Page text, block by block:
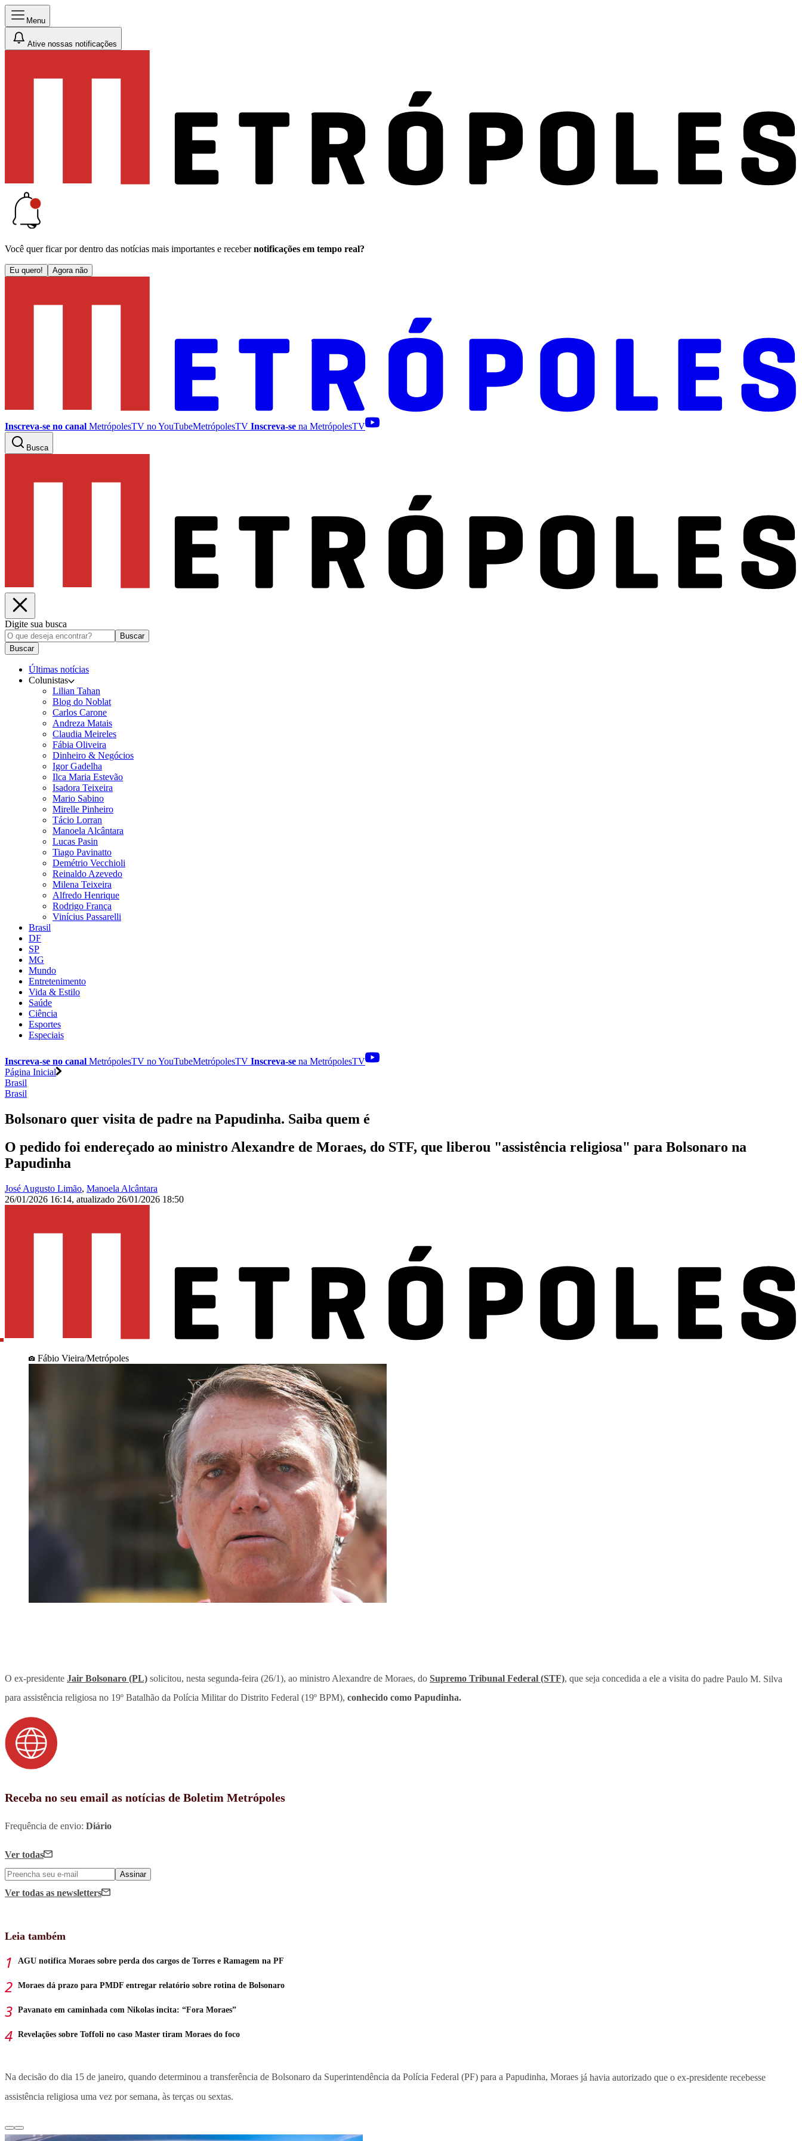
Menu
Ative nossas notificações
Você quer ficar por dentro das notícias mais importantes e receber notificações em tempo real?
Eu quero! Agora não
Inscreva-se no canal MetrópolesTV noYouTubeMetrópolesTV Inscreva-se na MetrópolesTV
Busca
Digite sua busca
Buscar
Buscar
Últimas notícias
Colunistas
Lilian Tahan
Blog do Noblat
Carlos Carone
Andreza Matais
Claudia Meireles
Fábia Oliveira
Dinheiro & Negócios
Igor Gadelha
Ilca Maria Estevão
Isadora Teixeira
Mario Sabino
Mirelle Pinheiro
Tácio Lorran
Manoela Alcântara
Lucas Pasin
Tiago Pavinatto
Demétrio Vecchioli
Reinaldo Azevedo
Milena Teixeira
Alfredo Henrique
Rodrigo França
Vinícius Passarelli
Brasil
DF
SP
MG
Mundo
Entretenimento
Vida & Estilo
Saúde
Ciência
Esportes
Especiais
Inscreva-se no canal MetrópolesTV noYouTubeMetrópolesTV Inscreva-se na MetrópolesTV
Página Inicial
Brasil
Brasil
Bolsonaro quer visita de padre na Papudinha. Saiba quem é
O pedido foi endereçado ao ministro Alexandre de Moraes, do STF, que liberou "assistência religiosa" para Bolsonaro na
Papudinha
José Augusto Limão, Manoela Alcântara
26/01/2026 16:14, atualizado 26/01/2026 18:50
Fábio Vieira/Metrópoles
O ex-presidente Jair Bolsonaro (PL) solicitou, nesta segunda-feira (26/1), ao ministro Alexandre de Moraes, do Supremo Tribunal Federal (STF), que seja concedida a ele a visita do padre Paulo M. Silva
para assistência religiosa no 19º Batalhão da Polícia Militar do Distrito Federal (19º BPM), conhecido como Papudinha.
Receba no seu email as notícias de Boletim Metrópoles
Frequência de envio: Diário
Ver todas
Assinar
Ver todas as newsletters
Leia também
AGU notifica Moraes sobre perda dos cargos de Torres e Ramagem na PF
Moraes dá prazo para PMDF entregar relatório sobre rotina de Bolsonaro
Pavanato em caminhada com Nikolas incita: “Fora Moraes”
Revelações sobre Toffoli no caso Master tiram Moraes do foco
Na decisão do dia 15 de janeiro, quando determinou a transferência de Bolsonaro da Superintendência da Polícia Federal (PF) para a Papudinha, Moraes já havia autorizado que o ex-presidente recebesse
assistência religiosa uma vez por semana, às terças ou sextas.